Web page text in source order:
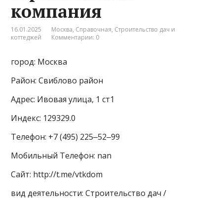
компания
16.01.2025 Москва, Справочная, Строительство дач и
коттеджей
Комментарии: 0
город: Москва
Район: Свиблово район
Адрес: Ивовая улица, 1 ст1
Индекс: 129329.0
Телефон: +7 (495) 225‒52‒99
Мобильный Телефон: nan
Сайт: http://t.me/vtkdom
вид деятельности: Строительство дач /